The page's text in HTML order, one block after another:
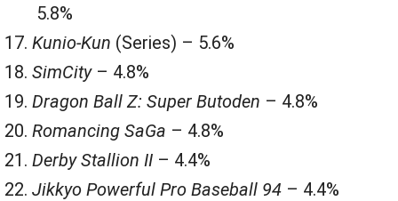
5.8%
Kunio-Kun (Series) – 5.6%
SimCity – 4.8%
Dragon Ball Z: Super Butoden – 4.8%
Romancing SaGa – 4.8%
Derby Stallion II – 4.4%
Jikkyo Powerful Pro Baseball 94 – 4.4%